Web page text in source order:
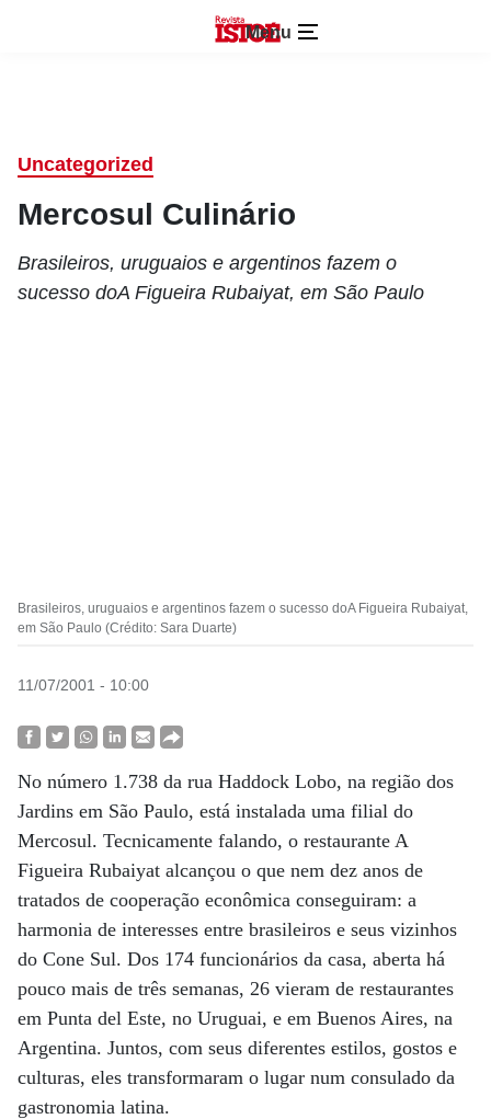
Menu
Uncategorized
Mercosul Culinário
Brasileiros, uruguaios e argentinos fazem o
sucesso doA Figueira Rubaiyat, em São Paulo
Brasileiros, uruguaios e argentinos fazem o sucesso doA Figueira Rubaiyat,
em São Paulo (Crédito: Sara Duarte)
11/07/2001 - 10:00
No número 1.738 da rua Haddock Lobo, na região dos
Jardins em São Paulo, está instalada uma filial do
Mercosul. Tecnicamente falando, o restaurante A
Figueira Rubaiyat alcançou o que nem dez anos de
tratados de cooperação econômica conseguiram: a
harmonia de interesses entre brasileiros e seus vizinhos
do Cone Sul. Dos 174 funcionários da casa, aberta há
pouco mais de três semanas, 26 vieram de restaurantes
em Punta del Este, no Uruguai, e em Buenos Aires, na
Argentina. Juntos, com seus diferentes estilos, gostos e
culturas, eles transformaram o lugar num consulado da
gastronomia latina.